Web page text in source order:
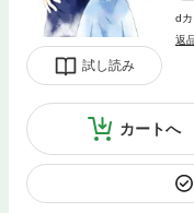
試し読み
d
返
カートへ